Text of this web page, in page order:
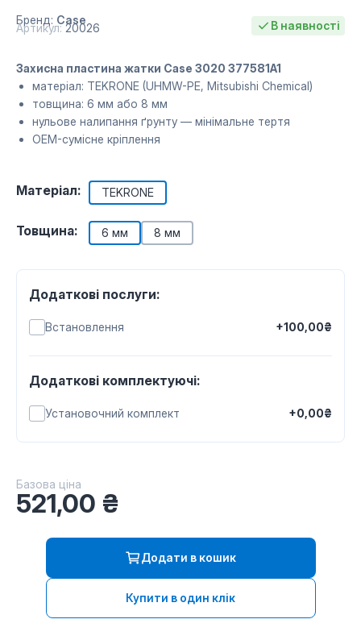
Бренд: Case
Артикул: 20026 В наявності
Захисна пластина жатки Case 3020 377581A1
матеріал: TEKRONE (UHMW-PE, Mitsubishi Chemical)
товщина: 6 мм або 8 мм
нульове налипання ґрунту — мінімальне тертя
OEM-сумісне кріплення
Матеріал: TEKRONE
Товщина: 6 мм 8 мм
Додаткові послуги:
Встановлення +100,00₴
Додаткові комплектуючі:
Установочний комплект +0,00₴
Базова ціна
521,00 ₴
Додати в кошик
Купити в один клік